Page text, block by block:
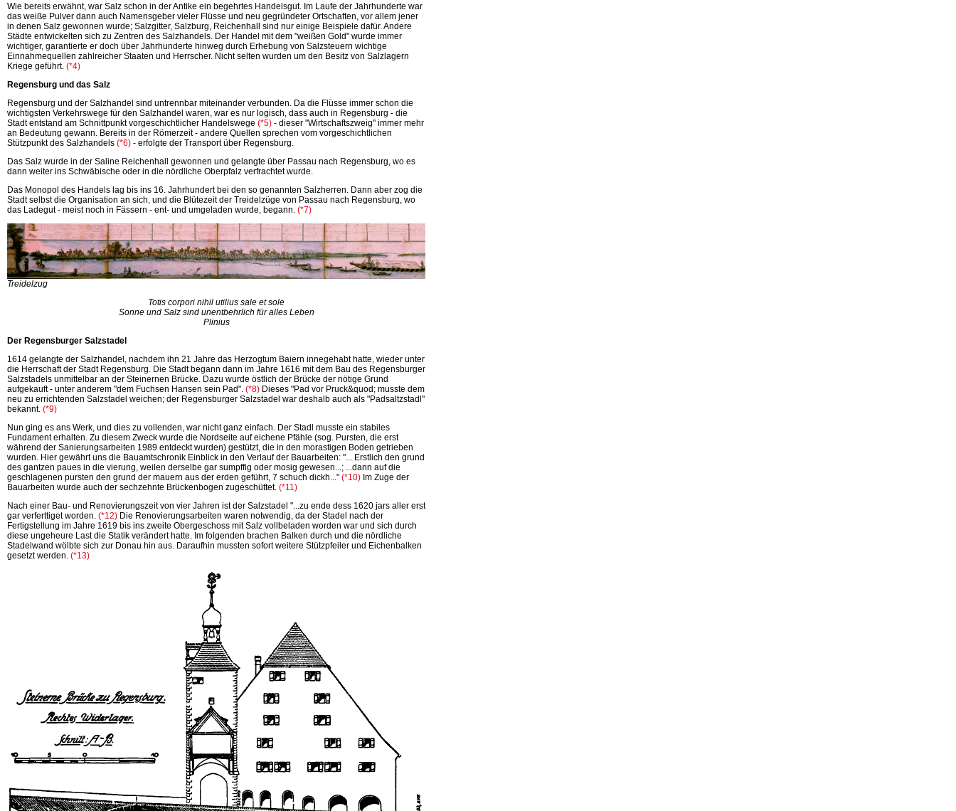
Wie bereits erwähnt, war Salz schon in der Antike ein begehrtes Handelsgut. Im Laufe der Jahrhunderte war
das weiße Pulver dann auch Namensgeber vieler Flüsse und neu gegründeter Ortschaften, vor allem jener
in denen Salz gewonnen wurde; Salzgitter, Salzburg, Reichenhall sind nur einige Beispiele dafür. Andere
Städte entwickelten sich zu Zentren des Salzhandels. Der Handel mit dem "weißen Gold" wurde immer
wichtiger, garantierte er doch über Jahrhunderte hinweg durch Erhebung von Salzsteuern wichtige
Einnahmequellen zahlreicher Staaten und Herrscher. Nicht selten wurden um den Besitz von Salzlagern
Kriege geführt. (*4)
Regensburg und das Salz
Regensburg und der Salzhandel sind untrennbar miteinander verbunden. Da die Flüsse immer schon die
wichtigsten Verkehrswege für den Salzhandel waren, war es nur logisch, dass auch in Regensburg - die
Stadt entstand am Schnittpunkt vorgeschichtlicher Handelswege (*5) - dieser "Wirtschaftszweig" immer mehr
an Bedeutung gewann. Bereits in der Römerzeit - andere Quellen sprechen vom vorgeschichtlichen
Stützpunkt des Salzhandels (*6) - erfolgte der Transport über Regensburg.
Das Salz wurde in der Saline Reichenhall gewonnen und gelangte über Passau nach Regensburg, wo es
dann weiter ins Schwäbische oder in die nördliche Oberpfalz verfrachtet wurde.
Das Monopol des Handels lag bis ins 16. Jahrhundert bei den so genannten Salzherren. Dann aber zog die
Stadt selbst die Organisation an sich, und die Blütezeit der Treidelzüge von Passau nach Regensburg, wo
das Ladegut - meist noch in Fässern - ent- und umgeladen wurde, begann. (*7)
Treidelzug
Totis corpori nihil utilius sale et sole
Sonne und Salz sind unentbehrlich für alles Leben
Plinius
Der Regensburger Salzstadel
1614 gelangte der Salzhandel, nachdem ihn 21 Jahre das Herzogtum Baiern innegehabt hatte, wieder unter
die Herrschaft der Stadt Regensburg. Die Stadt begann dann im Jahre 1616 mit dem Bau des Regensburger
Salzstadels unmittelbar an der Steinernen Brücke. Dazu wurde östlich der Brücke der nötige Grund
aufgekauft - unter anderem "dem Fuchsen Hansen sein Pad". (*8) Dieses "Pad vor Pruck&quod; musste dem
neu zu errichtenden Salzstadel weichen; der Regensburger Salzstadel war deshalb auch als "Padsaltzstadl"
bekannt. (*9)
Nun ging es ans Werk, und dies zu vollenden, war nicht ganz einfach. Der Stadl musste ein stabiles
Fundament erhalten. Zu diesem Zweck wurde die Nordseite auf eichene Pfähle (sog. Pursten, die erst
während der Sanierungsarbeiten 1989 entdeckt wurden) gestützt, die in den morastigen Boden getrieben
wurden. Hier gewährt uns die Bauamtschronik Einblick in den Verlauf der Bauarbeiten: "... Erstlich den grund
des gantzen paues in die vierung, weilen derselbe gar sumpffig oder mosig gewesen...; ...dann auf die
geschlagenen pursten den grund der mauern aus der erden geführt, 7 schuch dickh..." (*10) Im Zuge der
Bauarbeiten wurde auch der sechzehnte Brückenbogen zugeschüttet. (*11)
Nach einer Bau- und Renovierungszeit von vier Jahren ist der Salzstadel "...zu ende dess 1620 jars aller erst
gar verferttigetworden. (*12) Die Renovierungsarbeiten waren notwendig, da der Stadel nach der
Fertigstellung im Jahre 1619 bis ins zweite Obergeschoss mit Salz vollbeladen worden war und sich durch
diese ungeheure Last die Statik verändert hatte. Im folgenden brachen Balken durch und die nördliche
Stadelwand wölbte sich zur Donau hin aus. Daraufhin mussten sofort weitere Stützpfeiler und Eichenbalken
gesetztwerden. (*13)